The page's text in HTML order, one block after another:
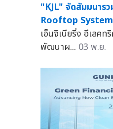
"KJL" จัดสัมมนาร
Rooftop
เอ็นจิเนียริ่ง อีเลค
พัฒนาผ... 03 พ.ย.